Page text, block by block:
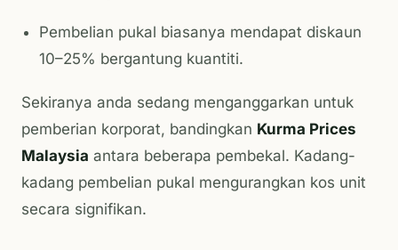
Pembelian pukal biasanya mendapat diskaun
10–25% bergantung kuantiti.
Sekiranya anda sedang menganggarkan untuk
pemberian korporat, bandingkan Kurma Prices
Malaysia antara beberapa pembekal. Kadang-
kadang pembelian pukal mengurangkan kos unit
secara signifikan.